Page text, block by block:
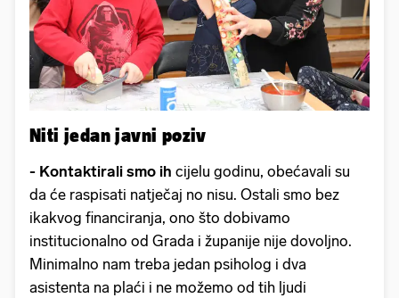
Niti jedan javni poziv
- Kontaktirali smo ih cijelu godinu, obećavali su
da će raspisati natječaj no nisu. Ostali smo bez
ikakvog financiranja, ono što dobivamo
institucionalno od Grada i županije nije dovoljno.
Minimalno nam treba jedan psiholog i dva
asistenta na plaći i ne možemo od tih ljudi